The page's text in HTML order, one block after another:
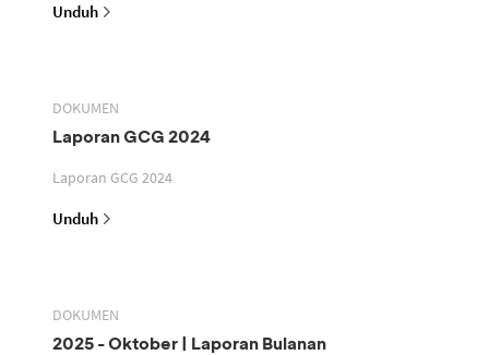
Unduh
DOKUMEN
Laporan GCG 2024
Laporan GCG 2024
Unduh
DOKUMEN
2025 - Oktober | Laporan Bulanan